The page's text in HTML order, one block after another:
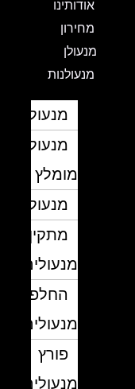
אודותינו
מחירון
מנעולן
מנעולנות
מנעולן
מנעולן
מומלץ
מנעולנים
מתקין
מנעולים
החלפת
מנעולים
פורץ
מנעולים